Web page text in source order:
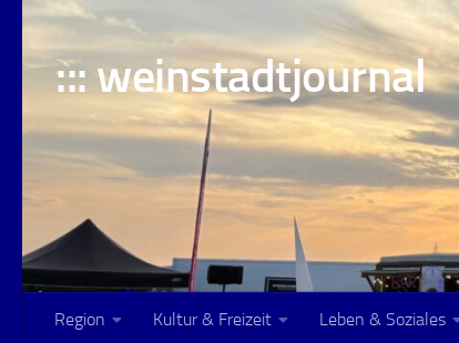
Skip to content
::: weinstadtjournal
Region Kultur & Freizeit Leben & Soziales